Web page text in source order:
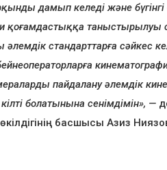
дамып келеді және
қоғамдастыққа
стандарттарға сәйкес
пайдалану әлемдік
болатынына сенімдімін», —
басшысы Азиз